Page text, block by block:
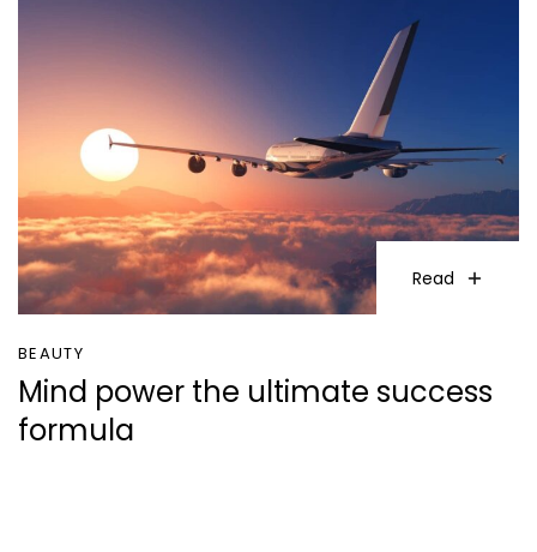
Read
BEAUTY
Mind power the ultimate success
formula